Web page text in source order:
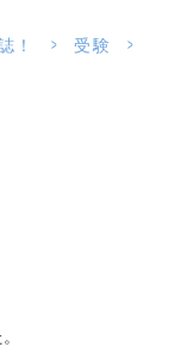
！
> 受験
>